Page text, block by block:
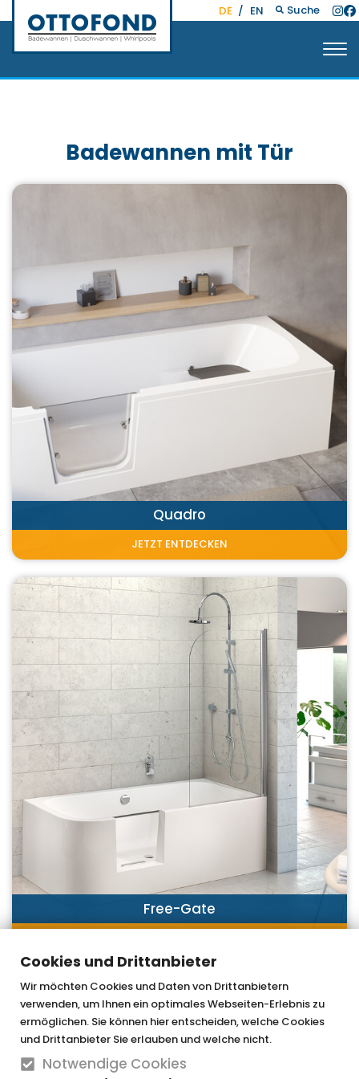
Cookies und Drittanbieter
Wir möchten Cookies und Daten von Drittanbietern
verwenden, um Ihnen ein optimales Webseiten-Erlebnis zu
ermöglichen. Sie können hier entscheiden, welche Cookies
und Drittanbieter Sie erlauben und welche nicht.
Notwendige Cookies
DE / EN Suche
Badewannen mit Tür
Quadro
JETZT ENTDECKEN
Free-Gate
OTTOFOND GmbH & Co. KG
Graf-Zeppelin-Straße 42
33181 Bad Wünnenberg-Haaren